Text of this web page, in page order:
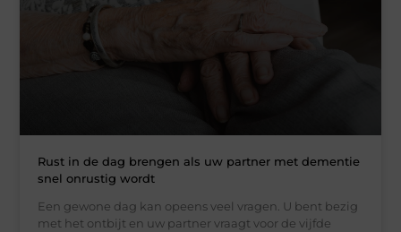
Rust in de dag brengen als uw partner met dementie
snel onrustig wordt
Een gewone dag kan opeens veel vragen. U bent bezig
met het ontbijt en uw partner vraagt voor de vijfde